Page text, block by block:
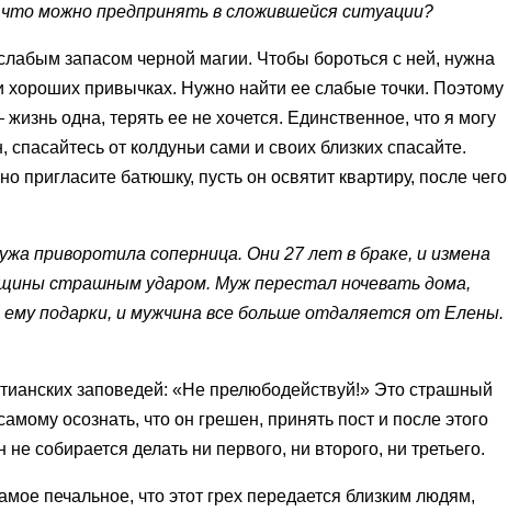
можно предпринять в сложившейся ситуации?
запасом черной магии. Чтобы бороться с ней, нужна
привычках. Нужно найти ее слабые точки. Поэтому
одна, терять ее не хочется. Единственное, что я могу
от колдуньи сами и своих близких спасайте.
пригласите батюшку, пусть он освятит квартиру, после чего
приворотила соперница. Они 27 лет в браке, и измена
страшным ударом. Муж перестал ночевать дома,
подарки, и мужчина все больше отдаляется от Елены.
заповедей: «Не прелюбодействуй!» Это страшный
осознать, что он грешен, принять пост и после этого
собирается делать ни первого, ни второго, ни третьего.
печальное, что этот грех передается близким людям,